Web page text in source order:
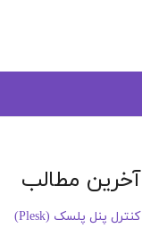
آخرین مطالب
کنترل پنل پلسک (Plesk)